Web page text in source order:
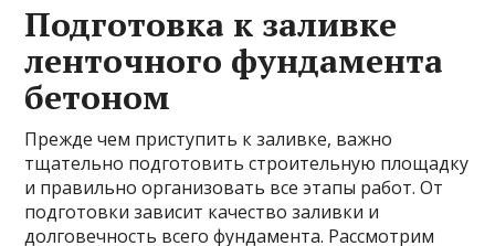
Подготовка к заливке
ленточного фундамента
бетоном
Прежде чем приступить к заливке, важно
тщательно подготовить строительную площадку
и правильно организовать все этапы работ. От
подготовки зависит качество заливки и
долговечность всего фундамента. Рассмотрим